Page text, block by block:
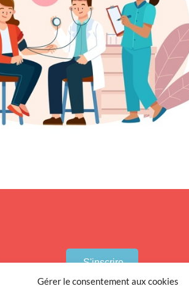
Gérer le consentement aux cookies
S'inscrire